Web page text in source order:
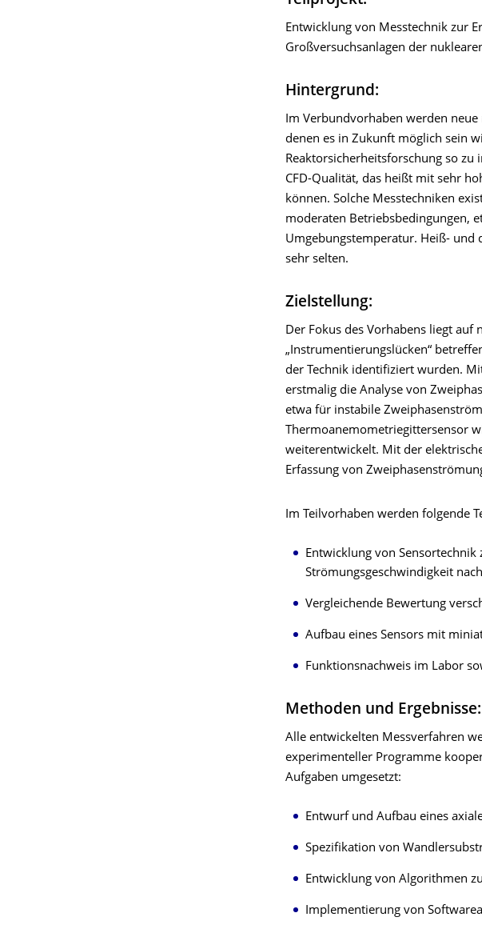
Entwicklung von Messtechnik zur
Großversuchsanlagen der
Hintergrund:
Im Verbundvorhaben werden
denen es in Zukunft möglich sein
Reaktorsicherheitsforschung so
CFD-Qualität, das heißt mit sehr
können. Solche Messtechniken
moderaten Betriebsbedingungen,
Umgebungstemperatur. Heiß- und
sehr selten.
Zielstellung:
Der Fokus des Vorhabens liegt auf
„Instrumentierungslücken“
der Technik identifiziert wurden.
erstmalig die Analyse von
etwa für instabile
Thermoanemometriegittersensor
weiterentwickelt. Mit der
Erfassung von
Im Teilvorhaben werden folgende
Entwicklung von
Strömungsgeschwindigkeit
Vergleichende Bewertung
Aufbau eines Sensors mit
Funktionsnachweis im Labor
Methoden und Ergebnisse:
Alle entwickelten Messverfahren
experimenteller Programme
Aufgaben umgesetzt:
Entwurf und Aufbau eines
Spezifikation von
Entwicklung von Algorithmen
Implementierung von